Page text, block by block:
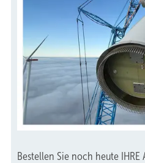
Bestellen Sie noch heute IHRE